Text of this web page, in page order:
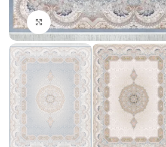
Click to enlarge